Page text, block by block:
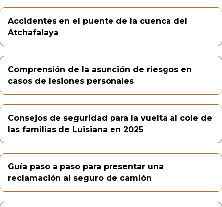
Accidentes en el puente de la cuenca del
Atchafalaya
Comprensión de la asunción de riesgos en
casos de lesiones personales
Consejos de seguridad para la vuelta al cole de
las familias de Luisiana en 2025
Guía paso a paso para presentar una
reclamación al seguro de camión